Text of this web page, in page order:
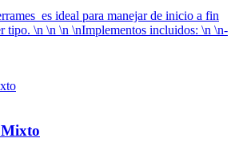
es ideal para manejar de inicio a fin
tipo. \n \n \n \nImplementos incluidos: \n \n-